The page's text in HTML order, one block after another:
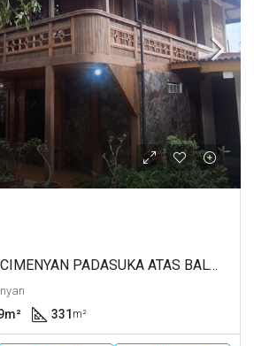
DJUAL Villa Kayu CIMENYAN PADASUKA ATAS BALONG
m² 331 m²